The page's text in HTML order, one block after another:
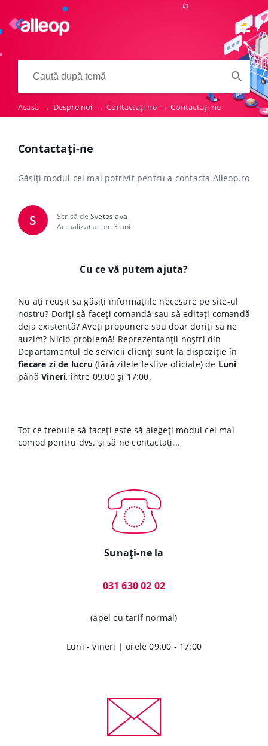
Acasă → Despre noi → Contactați-ne → Contactați-ne
Contactați-ne
Găsiți modul cel mai potrivit pentru a contacta Alleop.ro
S Scrisă deSvetoslava
Actualizat acum 3 ani
Cu ce vă putem ajuta?
Nu ați reușit să găsiți informațiile necesare pe site-ul
nostru? Doriți să faceți comandă sau să editați comandă
deja existentă? Aveți propunere sau doar doriți să ne
auzim? Nicio problemă! Reprezentanții noștri din
Departamentul de servicii clienți sunt la dispoziție în
fiecare zi de lucru (fără zilele festive oficiale) de Luni
până Vineri, între 09:00 și 17:00.
Tot ce trebuie să faceți este să alegeți modul cel mai
comod pentru dvs. și să ne contactați...
Sunați-ne la
031 630 02 02
(apel cu tarif normal)
Luni - vineri | orele 09:00 - 17:00